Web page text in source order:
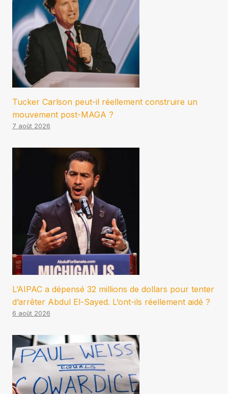
Tucker Carlson peut-il réellement construire un
mouvement post-MAGA ?
7 août 2026
L’AIPAC a dépensé 32 millions de dollars pour tenter
d’arrêter Abdul El-Sayed. L’ont-ils réellement aidé ?
6 août 2026